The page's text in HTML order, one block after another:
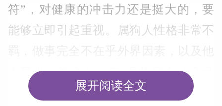
符”，对健康的冲击力还是挺大的，要
能够立即引起重视。属狗人性格非常不
人目光，这在2021年8月肯定会让自己
陷入比较危险的境地中。一定要体会到
展开阅读全文